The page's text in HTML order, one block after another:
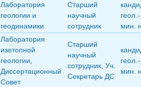
Лаборатория
геологии и
геодинамики
Старший
научный
сотрудник
геол.-
мин.
Лаборатория
изотопной
геологии,
Диссертационный
Совет
Старший
научный
сотрудник, Уч.
Секретарь ДС
геол.-
мин.